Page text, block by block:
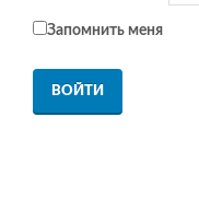
Запомнить меня
ВОЙТИ